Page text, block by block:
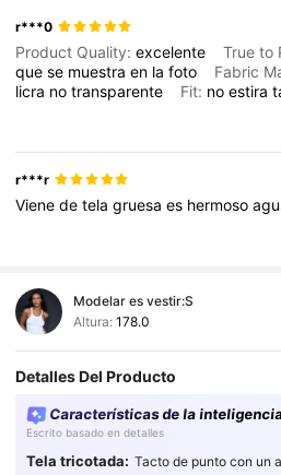
r***0
Product Quality:excelente True to
quese muestraen lafoto Fabric
licra notransparente Fit: noestira
r***r
Vienedetelagruesaes hermoso
Modelar es vestir:S
Altura: 178.0
Detalles Del Producto
Características de la
Escrito basado en detalles
Tela tricotada: Tacto de punto con un